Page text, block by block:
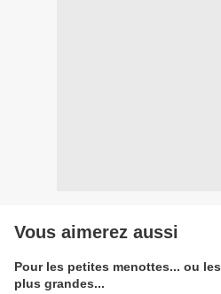
Vous aimerez aussi
Pour les petites menottes... ou les
plus grandes...